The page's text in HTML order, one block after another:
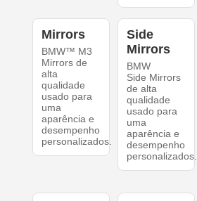
Mirrors
BMW™ M3
Mirrors de
alta
qualidade
usado para
uma
aparência e
desempenho
personalizados.
Side
Mirrors
BMW
Side Mirrors
de alta
qualidade
usado para
uma
aparência e
desempenho
personalizados.